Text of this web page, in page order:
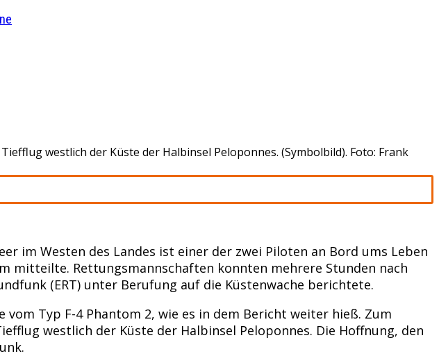
westlich der Küste der Halbinsel Peloponnes. (Symbolbild). Foto: Frank
im Westen des Landes ist einer der zwei Piloten an Bord ums Leben
mitteilte. Rettungsmannschaften konnten mehrere Stunden nach
(ERT) unter Berufung auf die Küstenwache berichtete.
Typ F-4 Phantom 2, wie es in dem Bericht weiter hieß. Zum
westlich der Küste der Halbinsel Peloponnes. Die Hoffnung, den